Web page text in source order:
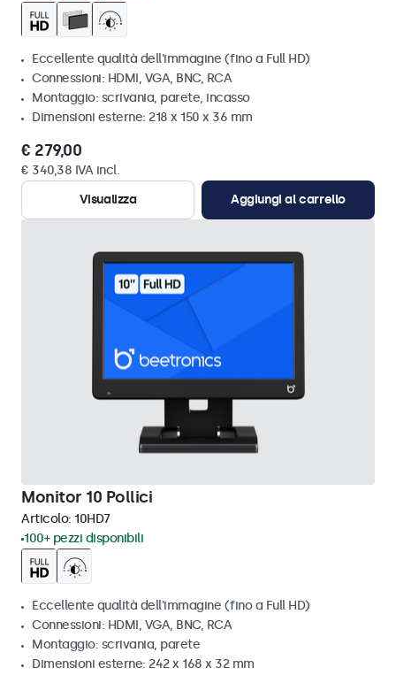
Eccellente qualità dell'immagine (fino a Full HD)
Connessioni: HDMI, VGA, BNC, RCA
Montaggio: scrivania, parete, incasso
Dimensioni esterne: 218 x 150 x 36 mm
€ 279,00
€ 340,38 IVA incl.
Visualizza
Aggiungi al carrello
Monitor 10 Pollici
Articolo: 10HD7
100+ pezzi disponibili
Eccellente qualità dell'immagine (fino a Full HD)
Connessioni: HDMI, VGA, BNC, RCA
Montaggio: scrivania, parete
Dimensioni esterne: 242 x 168 x 32 mm